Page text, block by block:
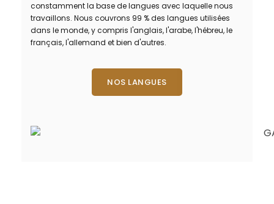
constamment la base de langues avec laquelle nous
travaillons. Nous couvrons 99 % des langues utilisées
dans le monde, y compris l'anglais, l'arabe, l'hébreu, le
français, l'allemand et bien d'autres.
NOS LANGUES